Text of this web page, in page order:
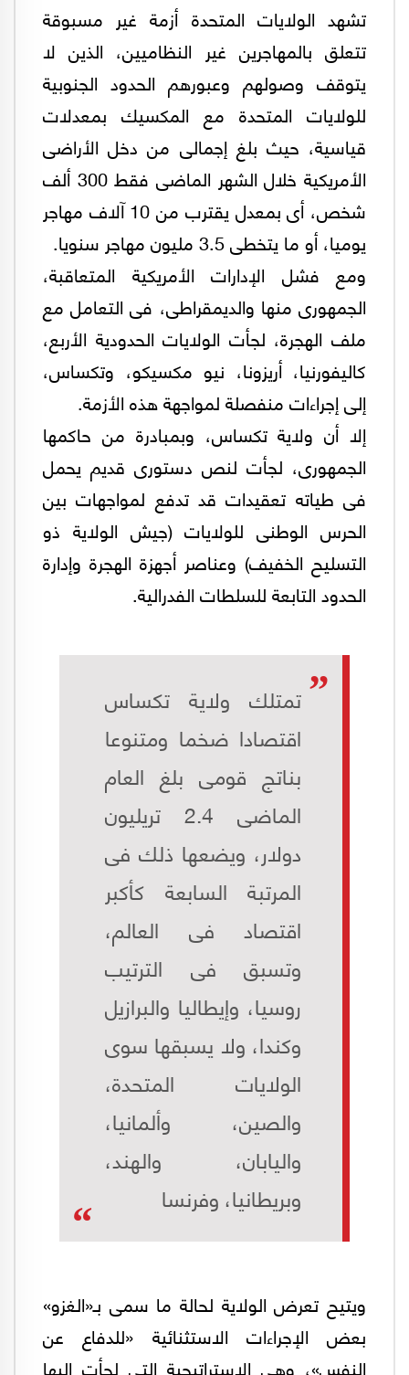
تشهد الولايات المتحدة أزمة غير مسبوقة
تتعلق بالمهاجرين غير النظاميين، الذين لا
يتوقف وصولهم وعبورهم الحدود الجنوبية
للولايات المتحدة مع المكسيك بمعدلات
قياسية، حيث بلغ إجمالى من دخل الأراضى
الأمريكية خلال الشهر الماضى فقط 300 ألف
شخص، أى بمعدل يقترب من 10 آلاف مهاجر
يوميا، أو ما يتخطى 3.5 مليون مهاجر سنويا.
ومع فشل الإدارات الأمريكية المتعاقبة،
الجمهورى منها والديمقراطى، فى التعامل مع
ملف الهجرة، لجأت الولايات الحدودية الأربع،
كاليفورنيا، أريزونا، نيو مكسيكو، وتكساس،
إلى إجراءات منفصلة لمواجهة هذه الأزمة.
إلا أن ولاية تكساس، وبمبادرة من حاكمها
الجمهورى، لجأت لنص دستورى قديم يحمل
فى طياته تعقيدات قد تدفع لمواجهات بين
الحرس الوطنى للولايات (جيش الولاية ذو
التسليح الخفيف) وعناصر أجهزة الهجرة وإدارة
الحدود التابعة للسلطات الفدرالية.
تمتلك ولاية تكساس
اقتصادا ضخما ومتنوعا
بناتج قومى بلغ العام
الماضى 2.4 تريليون
دولار، ويضعها ذلك فى
المرتبة السابعة كأكبر
اقتصاد فى العالم،
وتسبق فى الترتيب
روسيا، وإيطاليا والبرازيل
وكندا، ولا يسبقها سوى
الولايات المتحدة،
والصين، وألمانيا،
واليابان، والهند،
وبريطانيا، وفرنسا
ويتيح تعرض الولاية لحالة ما سمى بـ«الغزو»
بعض الإجراءات الاستثنائية «للدفاع عن
النفس»، وهى الاستراتيجية التى لجأت إليها